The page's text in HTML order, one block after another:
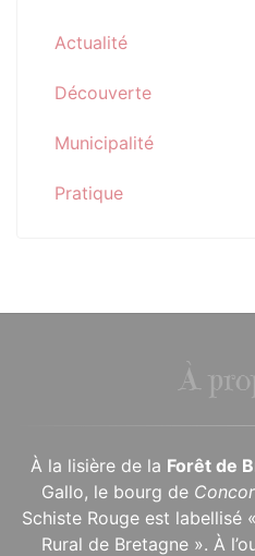
Actualité
Découverte
Municipalité
Pratique
À
À la lisière de la Forêt de
Gallo, le bourg de
Schiste Rouge est labellisé
Rural de Bretagne ». À